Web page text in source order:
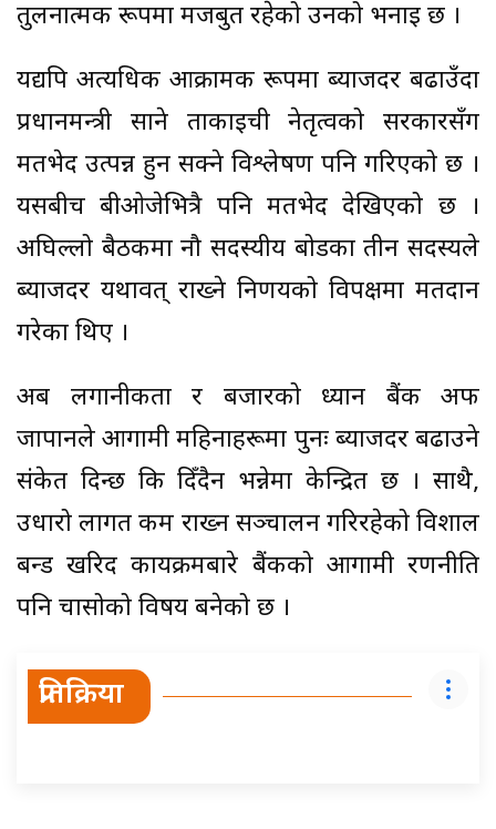
तुलनात्मक रूपमा मजबुत रहेको उनको भनाइ छ ।
यद्यपि अत्यधिक आक्रामक रूपमा ब्याजदर बढाउँदा
प्रधानमन्त्री साने ताकाइची नेतृत्वको सरकारसँग
मतभेद उत्पन्न हुन सक्ने विश्लेषण पनि गरिएको छ ।
यसबीच बीओजेभित्रै पनि मतभेद देखिएको छ ।
अघिल्लो बैठकमा नौ सदस्यीय बोर्डका तीन सदस्यले
ब्याजदर यथावत् राख्ने निर्णयको विपक्षमा मतदान
गरेका थिए ।
अब लगानीकर्ता र बजारको ध्यान बैंक अफ
जापानले आगामी महिनाहरूमा पुनः ब्याजदर बढाउने
संकेत दिन्छ कि दिँदैन भन्नेमा केन्द्रित छ । साथै,
उधारो लागत कम राख्न सञ्चालन गरिरहेको विशाल
बन्ड खरिद कार्यक्रमबारे बैंकको आगामी रणनीति
पनि चासोको विषय बनेको छ ।
प्रतिक्रिया